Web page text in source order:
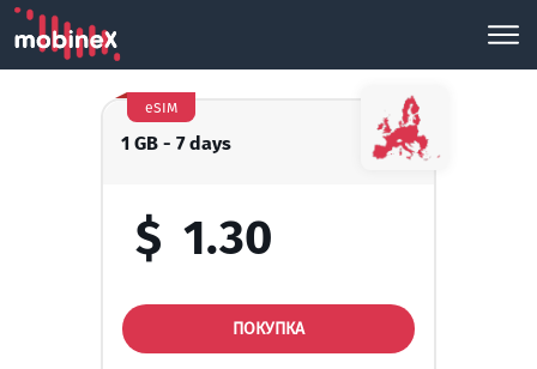
1 GB - 7 days
eSIM
$ 1.30
ПОКУПКА